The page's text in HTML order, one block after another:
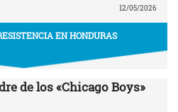
12/05/2026
EN HONDURAS
de los «Chicago Boys»